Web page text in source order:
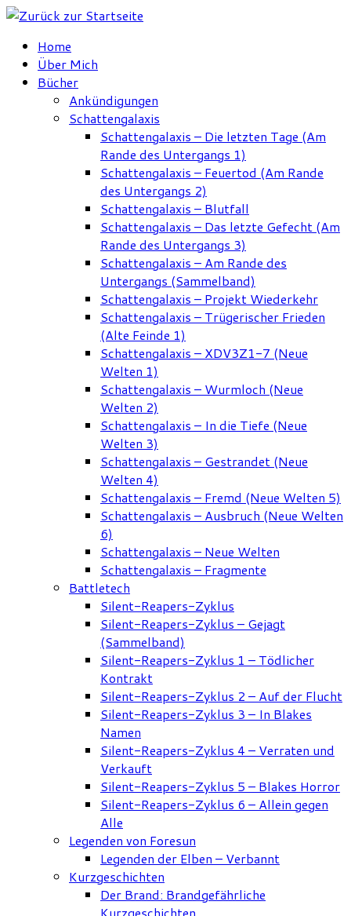
Zum
springenHome
Über Mich
Bücher
Ankündigungen
Schattengalaxis
Schattengalaxis – Die letzten Tage (Am
Rande des Untergangs 1)
Schattengalaxis – Feuertod (Am Rande
des Untergangs 2)
Schattengalaxis – Blutfall
Schattengalaxis – Das letzte Gefecht (Am
Rande des Untergangs 3)
Schattengalaxis – Am Rande des
Untergangs (Sammelband)
Schattengalaxis – Projekt Wiederkehr
Schattengalaxis – Trügerischer Frieden
(Alte Feinde 1)
Schattengalaxis – XDV3Z1-7 (Neue
Welten 1)
Schattengalaxis – Wurmloch (Neue
Welten 2)
Schattengalaxis – In die Tiefe (Neue
Welten 3)
Schattengalaxis – Gestrandet (Neue
Welten 4)
Schattengalaxis – Fremd (Neue Welten 5)
Schattengalaxis – Ausbruch (Neue Welten
6)
Schattengalaxis – Neue Welten
Schattengalaxis – Fragmente
Battletech
Silent-Reapers-Zyklus
Silent-Reapers-Zyklus – Gejagt
(Sammelband)
Silent-Reapers-Zyklus 1 – Tödlicher
Kontrakt
Silent-Reapers-Zyklus 2 – Auf der Flucht
Silent-Reapers-Zyklus 3 – In Blakes
Namen
Silent-Reapers-Zyklus 4 – Verraten und
Verkauft
Silent-Reapers-Zyklus 5 – Blakes Horror
Silent-Reapers-Zyklus 6 – Allein gegen
Alle
Legenden von Foresun
Legenden der Elben – Verbannt
Kurzgeschichten
Der Brand: Brandgefährliche